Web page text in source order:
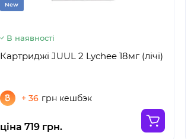
New
В наявності
Картриджі JUUL 2 Lychee 18мг (лічі)
+ 36 грн кешбэк
ціна 719 грн.